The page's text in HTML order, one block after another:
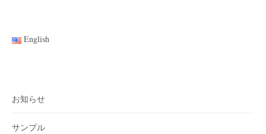
English
お知らせ
サンプル